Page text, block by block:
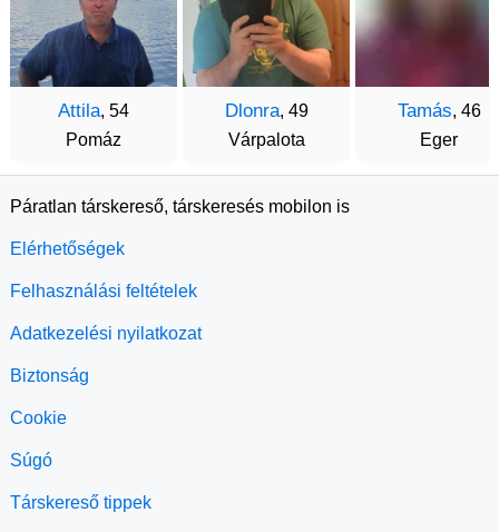
Attila, 54
Pomáz
Dlonra, 49
Várpalota
Tamás, 46
Eger
Páratlan társkereső, társkeresés mobilon is
Elérhetőségek
Felhasználási feltételek
Adatkezelési nyilatkozat
Biztonság
Cookie
Súgó
Társkereső tippek